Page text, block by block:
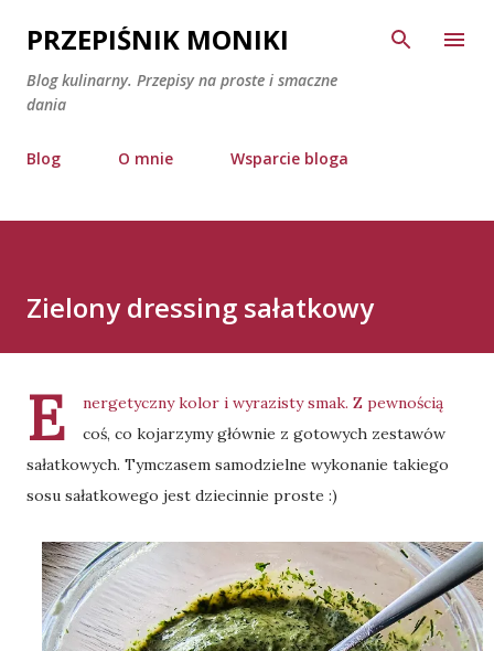
Przejdź do głównej zawartości
PRZEPIŚNIK MONIKI
Blog kulinarny. Przepisy na proste i smaczne
dania
Blog O mnie Wsparcie bloga
Zielony dressing sałatkowy
E
nergetyczny kolor i wyrazisty smak. Z pewnością
coś, co kojarzymy głównie z gotowych zestawów
sałatkowych. Tymczasem samodzielne wykonanie takiego
sosu sałatkowego jest dziecinnie proste :)